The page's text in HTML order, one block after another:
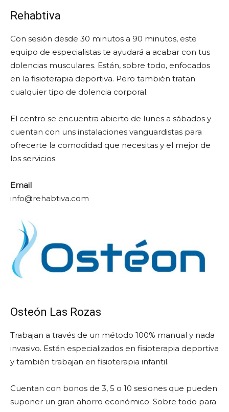
Rehabtiva
Con sesión desde 30 minutos a 90 minutos, este
equipo de especialistas te ayudará a acabar con tus
dolencias musculares. Están, sobre todo, enfocados
en la fisioterapia deportiva. Pero también tratan
cualquier tipo de dolencia corporal.
El centro se encuentra abierto de lunes a sábados y
cuentan con uns instalaciones vanguardistas para
ofrecerte la comodidad que necesitas y el mejor de
los servicios.
Email
info@rehabtiva.com
Osteón Las Rozas
Trabajan a través de un método 100% manual y nada
invasivo. Están especializados en fisioterapia deportiva
y también trabajan en fisioterapia infantil.
Cuentan con bonos de 3, 5 o 10 sesiones que pueden
suponer un gran ahorro económico. Sobre todo para